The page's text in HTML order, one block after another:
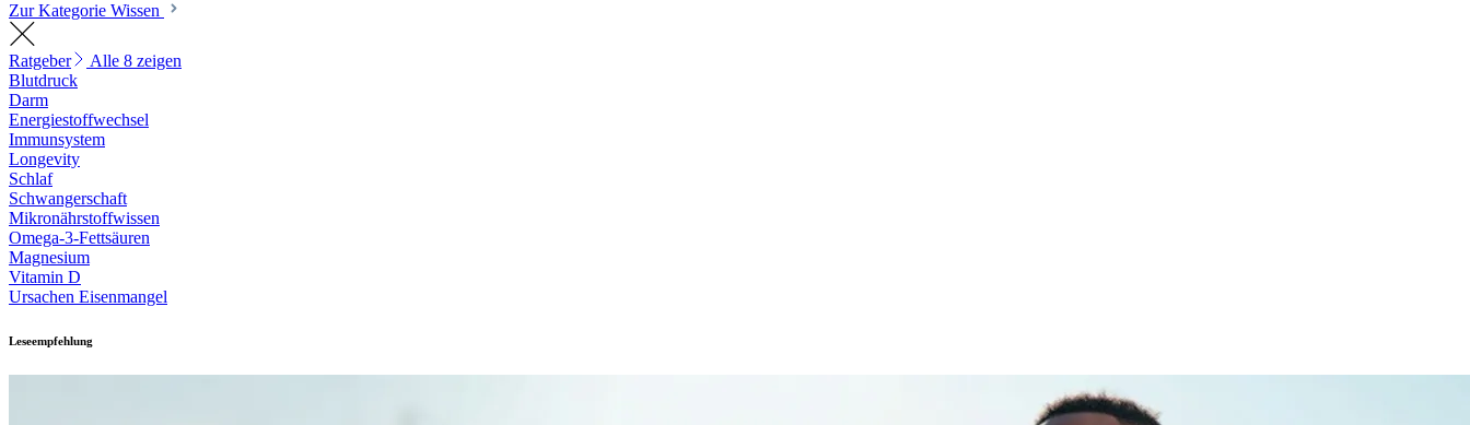
Zur Kategorie Wissen
Ratgeber
Alle 8 zeigen
Blutdruck
Darm
Energiestoffwechsel
Immunsystem
Longevity
Schlaf
Schwangerschaft
Mikronährstoffwissen
Omega-3-Fettsäuren
Magnesium
Vitamin D
Ursachen Eisenmangel
Leseempfehlung